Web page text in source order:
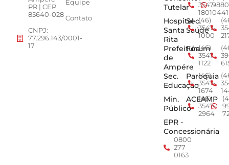
PR | CEP
85640-028
CNPJ:
77.296.143/0001-
17
Equipe
Contato
Tutelar
3547-
18010441
Hospital
Santa
Rita
Sec.
Saúde
(46)
3547-
1000
Prefeitura
de
Ampére
Fórum
(46)
3547-
1122
Sec.
Educação
Paroquia
(46)
3547-
1674
Min.
Público
ACEAMP
(46)
3547-
2964
EPR -
Concessionária
0800
277
0163